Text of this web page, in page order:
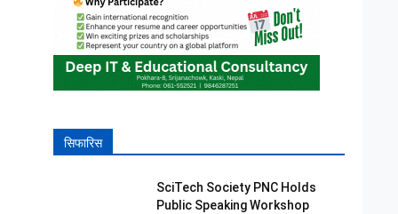
सिफारिस
SciTech Society PNC Holds
Public Speaking Workshop